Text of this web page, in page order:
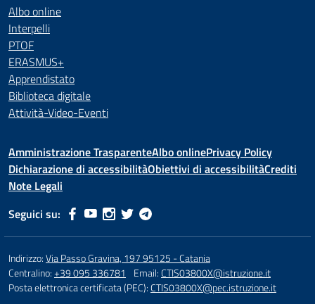
Albo online
Interpelli
PTOF
ERASMUS+
Apprendistato
Biblioteca digitale
Attività-Video-Eventi
Amministrazione TrasparenteAlbo onlinePrivacy Policy
Dichiarazione di accessibilitàObiettivi di accessibilitàCrediti
Note Legali
Seguici su:
Indirizzo:Via Passo Gravina, 197 95125 - Catania
Centralino:+39 095 336781 Email:CTIS03800X@istruzione.it
Posta elettronica certificata (PEC):CTIS03800X@pec.istruzione.it